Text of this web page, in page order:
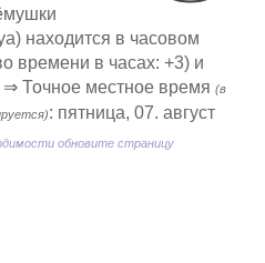
находится в часовом
времени в часах: +3) и
Точное местное время (в
: пятница, 07. август
обновите страницу